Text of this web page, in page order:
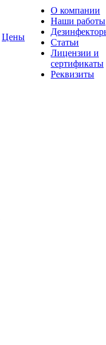
Цены
О компании
Наши работы
Статьи
Лицензии и
сертификаты
Реквизиты